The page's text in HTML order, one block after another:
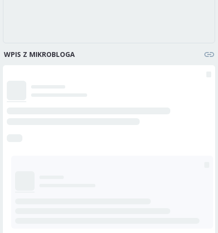
WPIS Z MIKROBLOGA